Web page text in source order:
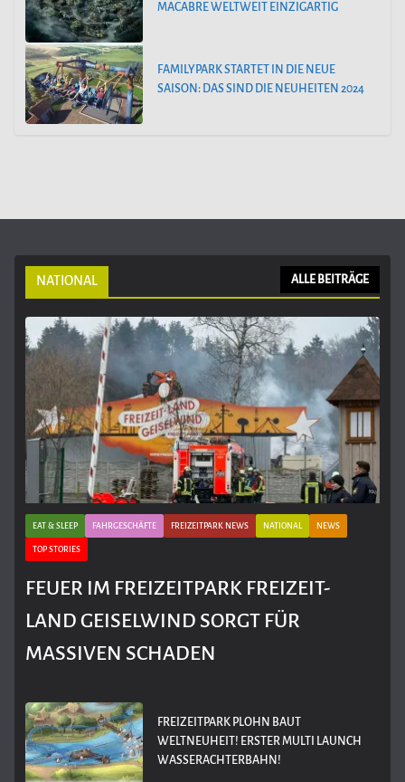
MACABRE WELTWEIT EINZIGARTIG
FAMILYPARK STARTET IN DIE NEUE
SAISON: DAS SIND DIE NEUHEITEN 2024
NATIONAL ALLE BEITRÄGE
EAT & SLEEP FAHRGESCHÄFTE FREIZEITPARK NEWS NATIONAL NEWS
TOP STORIES
FEUER IM FREIZEITPARK FREIZEIT-
LAND GEISELWIND SORGT FÜR
MASSIVEN SCHADEN
FREIZEITPARK PLOHN BAUT
WELTNEUHEIT! ERSTER MULTI LAUNCH
WASSERACHTERBAHN!